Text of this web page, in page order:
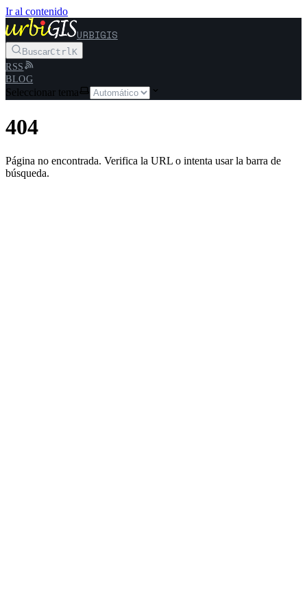
Ir al contenido
URBIGIS
BuscarCtrlK
RSS
BLOG
Seleccionar tema
404
Página no encontrada. Verifica la URL o intenta usar la barra de
búsqueda.